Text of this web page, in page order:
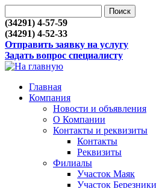
(34291) 4-57-59
(34291) 4-52-33
Отправить заявку на услугу
Задать вопрос специалисту
Главная
Компания
Новости и объявления
О Компании
Контакты и реквизиты
Контакты
Реквизиты
Филиалы
Участок Маяк
Участок Березники